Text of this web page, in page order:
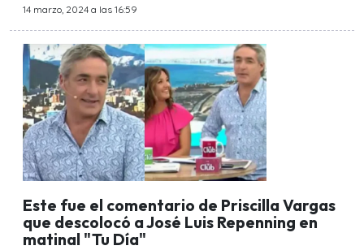
14 marzo, 2024 a las 16:59
Este fue el comentario de Priscilla Vargas
que descolocó a José Luis Repenning en
matinal "Tu Día"